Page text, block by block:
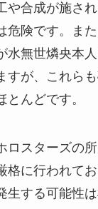
や合成が施され
危険です。ま
水無世燐央本
すが、これら
とんどです。
ロスターズの
格に行われて
生する可能性